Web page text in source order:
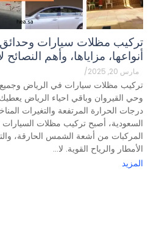
تركيب مظلات سيارات
أنواعها، مزاياها، وأهم النصائح
مارس 20, 2025 /
تركيب مظلات سيارات في الرياض وجميع
وحي القيروان وباقي احياء الرياض
درجات الحرارة المرتفعة والتغيرات
السعودية، أصبح تركيب مظلات السيارات
المركبات من أشعة الشمس الحارقة،
الأمطار والرياح القوية. لا...
المزيد